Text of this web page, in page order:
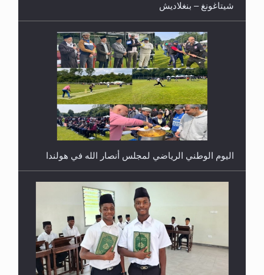
شيتاغونغ – بنغلاديش
اليوم الوطني الرياضي لمجلس أنصار الله في هولندا